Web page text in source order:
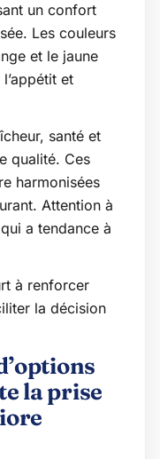
un confort
Les couleurs
et le jaune
et
santé et
qualité. Ces
harmonisées
Attention à
a tendance à
à renforcer
la décision
la prise